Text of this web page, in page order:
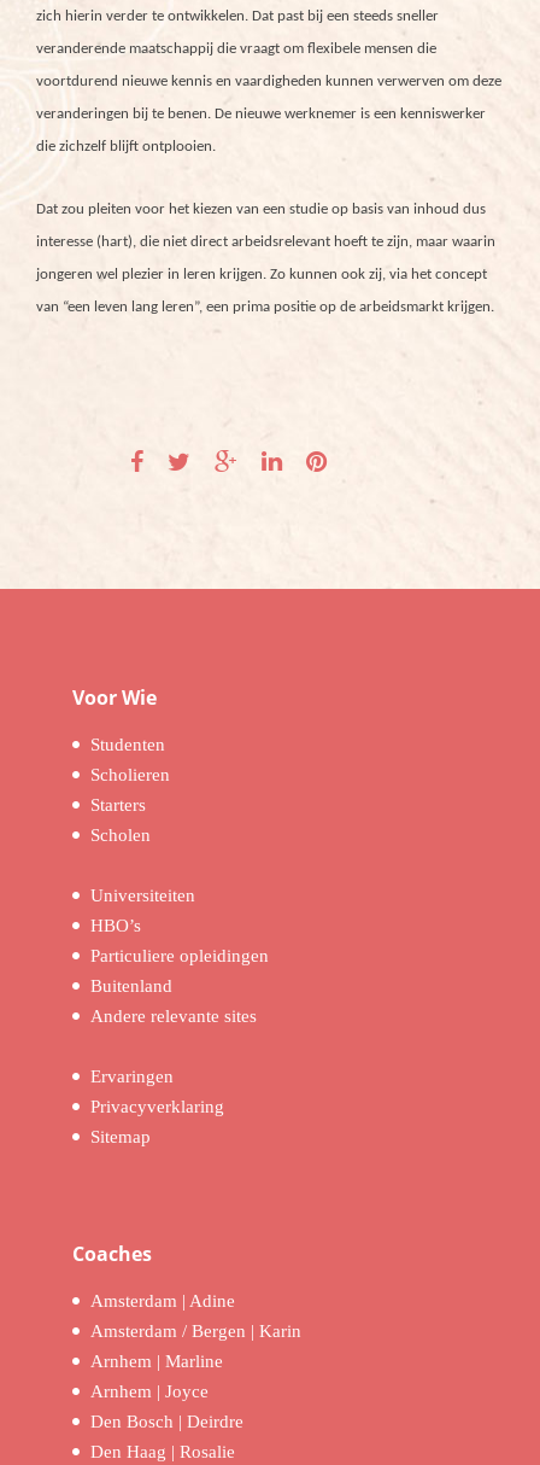
zich hierin verder te ontwikkelen. Dat past bij een steeds sneller
veranderende maatschappij die vraagt om flexibele mensen die
voortdurend nieuwe kennis en vaardigheden kunnen verwerven om deze
veranderingen bij te benen. De nieuwe werknemer is een kenniswerker
die zichzelf blijft ontplooien.
Dat zou pleiten voor het kiezen van een studie op basis van inhoud dus
interesse (hart), die niet direct arbeidsrelevant hoeft te zijn, maar waarin
jongeren wel plezier in leren krijgen. Zo kunnen ook zij, via het concept
van “een leven lang leren”, een prima positie op de arbeidsmarkt krijgen.
Voor Wie
Studenten
Scholieren
Starters
Scholen
Universiteiten
HBO’s
Particuliere opleidingen
Buitenland
Andere relevante sites
Ervaringen
Privacyverklaring
Sitemap
Coaches
Amsterdam | Adine
Amsterdam / Bergen | Karin
Arnhem | Marline
Arnhem | Joyce
Den Bosch | Deirdre
Den Haag | Rosalie